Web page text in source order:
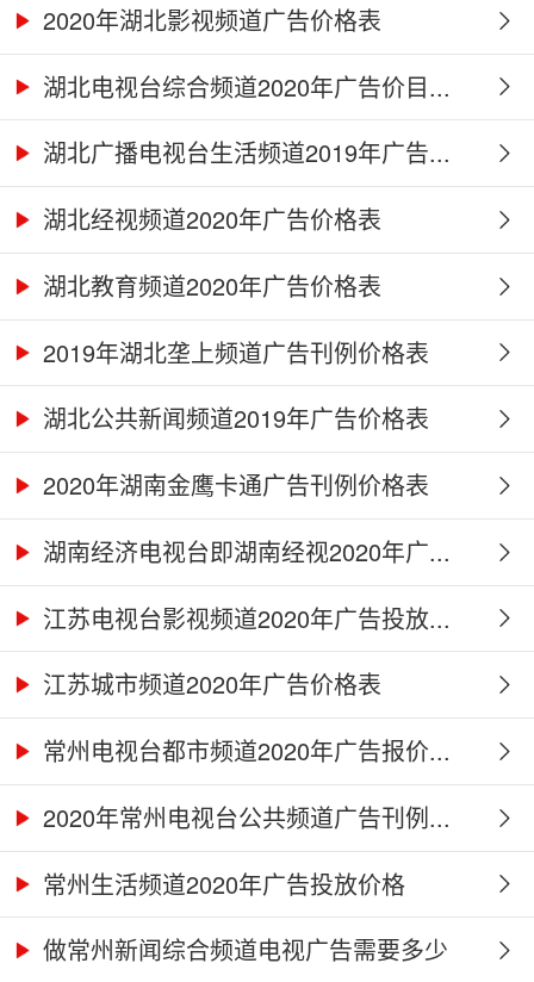
2020年湖北影视频道广告价格表
湖北电视台综合频道2020年广告价目...
湖北广播电视台生活频道2019年广告...
湖北经视频道2020年广告价格表
湖北教育频道2020年广告价格表
2019年湖北垄上频道广告刊例价格表
湖北公共新闻频道2019年广告价格表
2020年湖南金鹰卡通广告刊例价格表
湖南经济电视台即湖南经视2020年广...
江苏电视台影视频道2020年广告投放...
江苏城市频道2020年广告价格表
常州电视台都市频道2020年广告报价...
2020年常州电视台公共频道广告刊例...
常州生活频道2020年广告投放价格
做常州新闻综合频道电视广告需要多少